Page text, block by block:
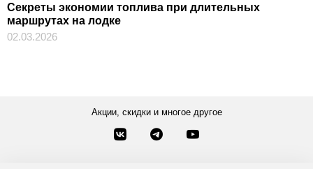
Секреты экономии топлива при длительных
маршрутах на лодке
02.03.2026
Акции, скидки и многое другое